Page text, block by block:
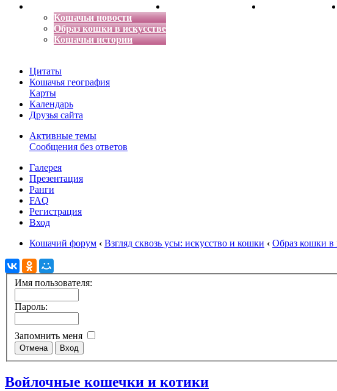
Кошачьи новости
Образ кошки в искусстве
Кошачьи истории
Энциклопедия кошек Детская фантазия
Цитаты
Кошачья география
Карты
Календарь
Друзья сайта
Активные темы
Сообщения без ответов
Галерея
Презентация
Ранги
FAQ
Регистрация
Вход
Кошачий форум ‹ Взгляд сквозь усы: искусство и кошки ‹ Образ кошки в
Имя пользователя:
Пароль:
Запомнить меня
Войлочные кошечки и котики